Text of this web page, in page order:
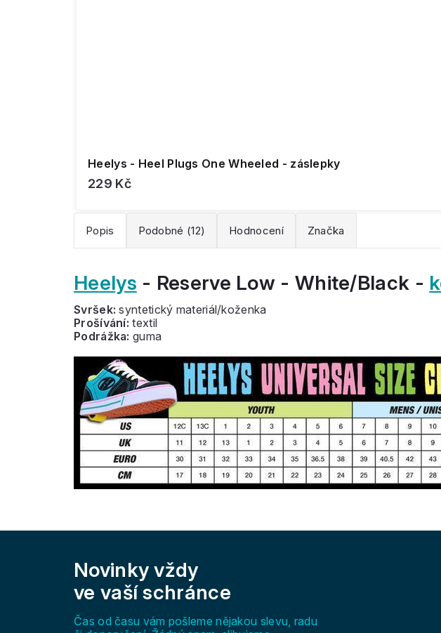
Heelys - Heel Plugs One Wheeled - záslepky
229 Kč
Popis Podobné (12) Hodnocení Značka
Heelys - Reserve Low - White/Black -
Svršek: syntetický materiál/koženka
Prošívání: textil
Podrážka: guma
Novinky vždy
ve vaší schránce
Čas od času vám pošleme nějakou slevu, radu